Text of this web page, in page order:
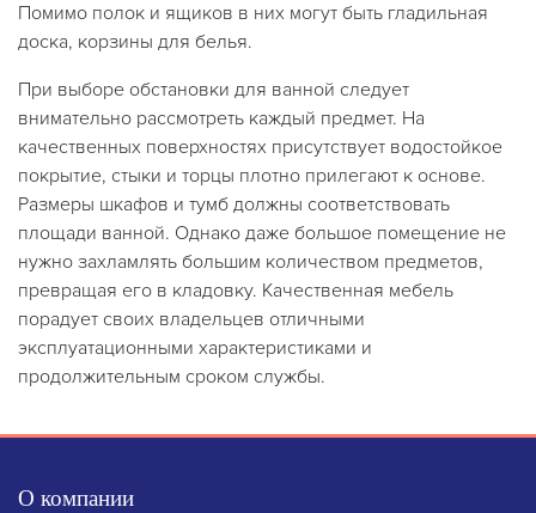
Помимо полок и ящиков в них могут быть гладильная
доска, корзины для белья.
При выборе обстановки для ванной следует
внимательно рассмотреть каждый предмет. На
качественных поверхностях присутствует водостойкое
покрытие, стыки и торцы плотно прилегают к основе.
Размеры шкафов и тумб должны соответствовать
площади ванной. Однако даже большое помещение не
нужно захламлять большим количеством предметов,
превращая его в кладовку. Качественная мебель
порадует своих владельцев отличными
эксплуатационными характеристиками и
продолжительным сроком службы.
О компании